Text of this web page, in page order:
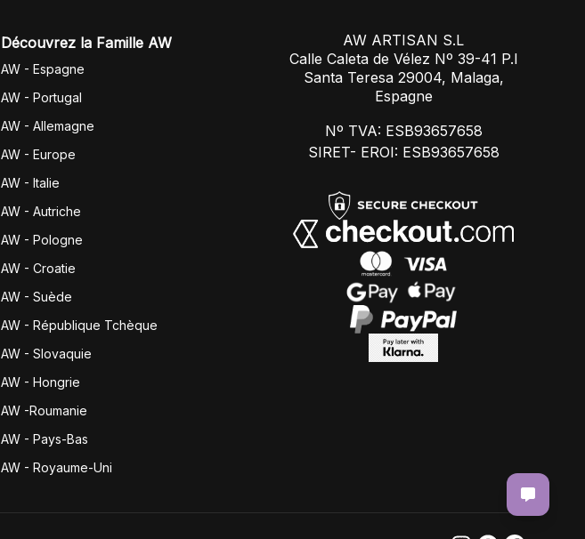
Découvrez la Famille AW
AW - Espagne
AW - Portugal
AW - Allemagne
AW - Europe
AW - Italie
AW - Autriche
AW - Pologne
AW - Croatie
AW - Suède
AW - République Tchèque
AW - Slovaquie
AW - Hongrie
AW -Roumanie
AW - Pays-Bas
AW - Royaume-Uni
AW ARTISAN S.L
Calle Caleta de Vélez Nº 39-41 P.I
Santa Teresa 29004, Malaga,
Espagne
Nº TVA: ESB93657658
SIRET- EROI: ESB93657658